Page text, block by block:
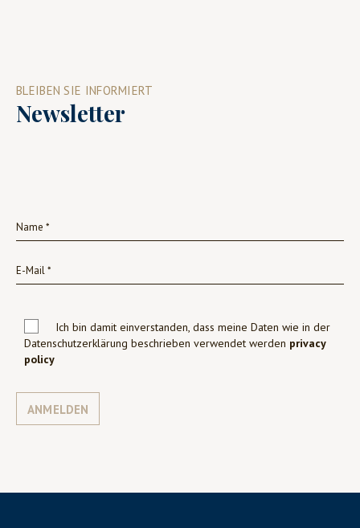
BLEIBEN SIE INFORMIERT
Newsletter
Ich bin damit einverstanden, dass meine Daten wie in der
Datenschutzerklärung beschrieben verwendet werden privacy
policy
ANMELDEN